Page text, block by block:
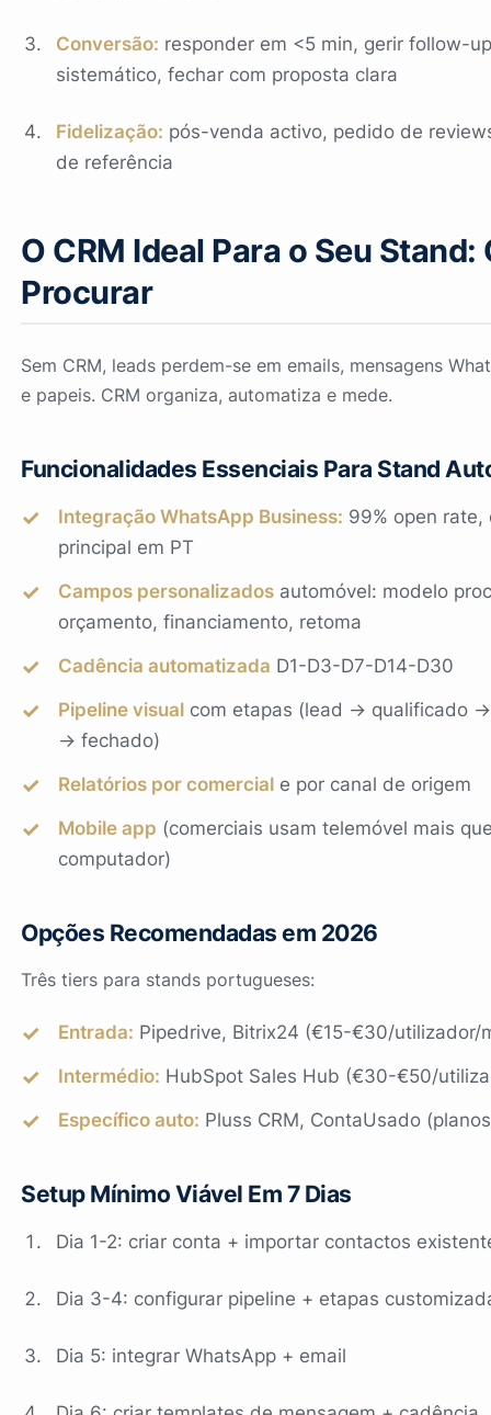
Conversão: responder em <5 min, gerir follow-
sistemático, fechar com proposta clara
Fidelização: pós-venda activo, pedido de
de referência
O CRM Ideal Para o Seu Stand:
Procurar
Sem CRM, leads perdem-se em emails, mensagens
e papeis. CRM organiza, automatiza e mede.
Funcionalidades Essenciais Para Stand
Integração WhatsApp Business: 99% open rate,
principal em PT
Campos personalizadosautomóvel: modelo
orçamento, financiamento, retoma
Cadência automatizada D1-D3-D7-D14-D30
Pipeline visualcom etapas (lead → qualificado
→ fechado)
Relatórios por comerciale por canal de origem
Mobile app (comerciais usam telemóvel mais
computador)
Opções Recomendadas em 2026
Três tiers para stands portugueses:
Entrada: Pipedrive, Bitrix24 (€15-€30/utilizador/
Intermédio: HubSpot Sales Hub (€30-€50/
Específico auto: Pluss CRM, ContaUsado
Setup Mínimo Viável Em 7 Dias
Dia 1-2: criar conta + importar contactos
Dia 3-4: configurar pipeline + etapas
Dia 5: integrar WhatsApp + email